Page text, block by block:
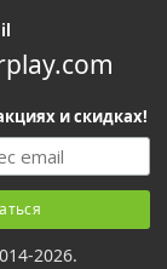
и скидках!
2026.